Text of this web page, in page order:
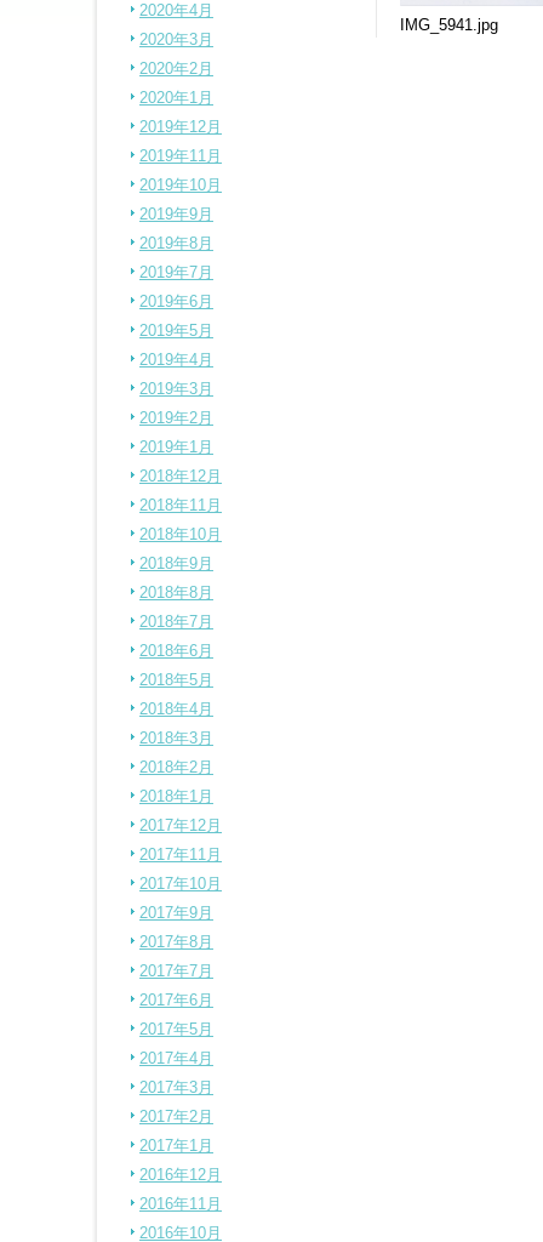
IMG_5941.jpg
2020年4月
2020年3月
2020年2月
2020年1月
2019年12月
2019年11月
2019年10月
2019年9月
2019年8月
2019年7月
2019年6月
2019年5月
2019年4月
2019年3月
2019年2月
2019年1月
2018年12月
2018年11月
2018年10月
2018年9月
2018年8月
2018年7月
2018年6月
2018年5月
2018年4月
2018年3月
2018年2月
2018年1月
2017年12月
2017年11月
2017年10月
2017年9月
2017年8月
2017年7月
2017年6月
2017年5月
2017年4月
2017年3月
2017年2月
2017年1月
2016年12月
2016年11月
2016年10月